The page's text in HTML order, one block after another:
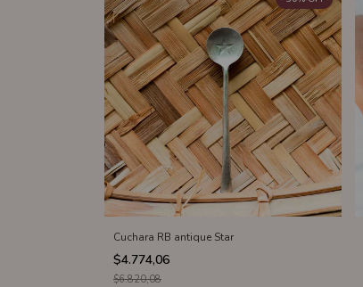
Cuchara RB antique Star
$4.774,06
$6.820,08